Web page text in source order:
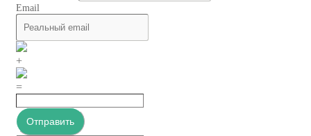
Email
+
=
Отправить